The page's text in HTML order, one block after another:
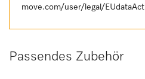
move.com/user/legal/EUdataAct
Passendes Zubehör